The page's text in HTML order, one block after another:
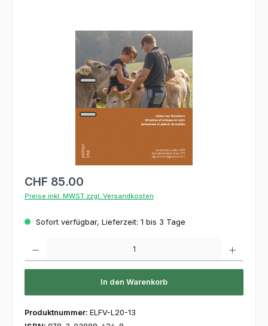
Bildergalerie überspringen
CHF 85.00
Preise inkl. MWST zzgl. Versandkosten
Sofort verfügbar, Lieferzeit: 1 bis 3 Tage
In den Warenkorb
Produktnummer: ELFV-L20-13